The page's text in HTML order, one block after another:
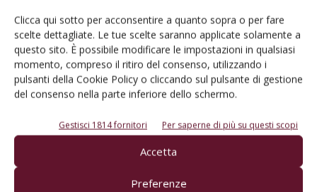
Clicca qui sotto per acconsentire a quanto sopra o per fare
scelte dettagliate. Le tue scelte saranno applicate solamente a
questo sito. È possibile modificare le impostazioni in qualsiasi
momento, compreso il ritiro del consenso, utilizzando i
pulsanti della Cookie Policy o cliccando sul pulsante di gestione
del consenso nella parte inferiore dello schermo.
Gestisci 1814 fornitori Per saperne di più su questi scopi
Accetta
Preferenze
Scongiurata la banalizzazione delle
indicazioni geografiche europee
Di Gian Paolo Ponzi 10 Novembre 2022